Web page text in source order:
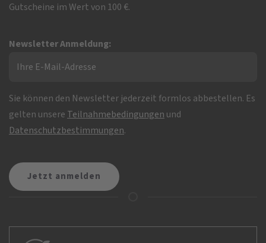
Gutscheine im Wert von 100 €.
Newsletter Anmeldung:
Sie können den Newsletter jederzeit formlos abbestellen. Es
gelten unsere Teilnahmebedingungen und
Datenschutzbestimmungen.